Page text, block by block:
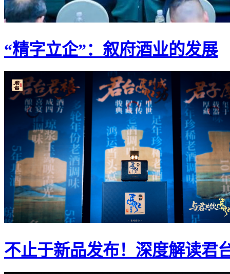
“精字立企”：叙府酒业的发展
不止于新品发布！深度解读君